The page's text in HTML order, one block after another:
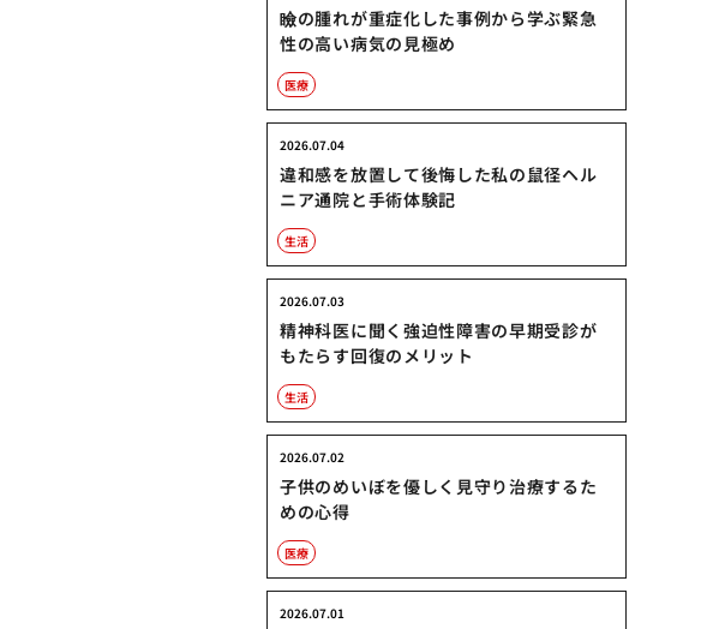
瞼の腫れが重症化した事例から学ぶ緊急
性の高い病気の見極め
医療
違和感を放置して後悔した私の鼠径ヘル
ニア通院と手術体験記
2026.07.04
生活
精神科医に聞く強迫性障害の早期受診が
もたらす回復のメリット
2026.07.03
生活
子供のめいぼを優しく見守り治療するた
めの心得
2026.07.02
医療
2026.07.01